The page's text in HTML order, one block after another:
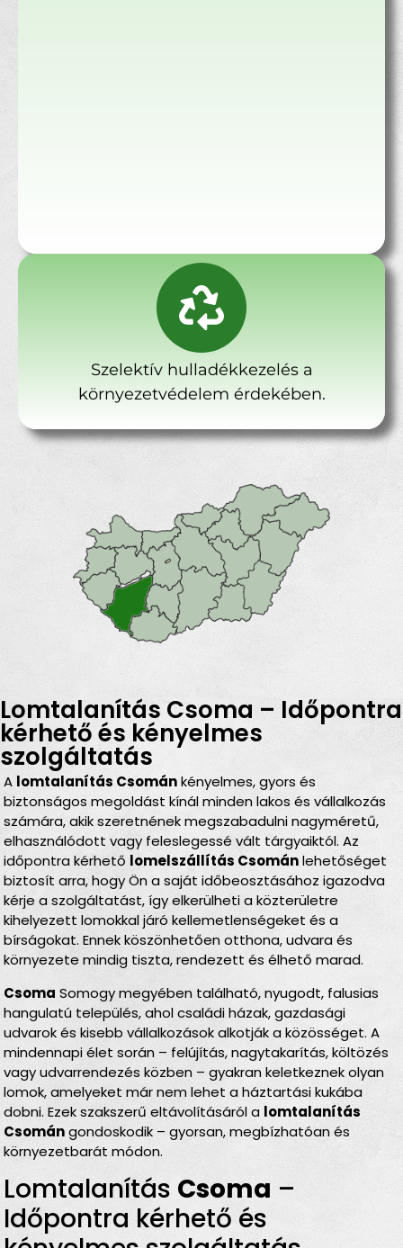
Szelektív hulladékkezelés a
környezetvédelem érdekében.
Lomtalanítás Csoma – Időpontra
kérhető és kényelmes
szolgáltatás
A lomtalanítás Csománkényelmes, gyors és
biztonságos megoldást kínál minden lakos és vállalkozás
számára, akik szeretnének megszabadulni nagyméretű,
elhasználódott vagy feleslegessé vált tárgyaiktól. Az
időpontra kérhető lomelszállítás Csománlehetőséget
biztosít arra, hogy Ön a saját időbeosztásához igazodva
kérje a szolgáltatást, így elkerülheti a közterületre
kihelyezett lomokkal járó kellemetlenségeket és a
bírságokat. Ennek köszönhetően otthona, udvara és
környezete mindig tiszta, rendezett és élhető marad.
Csoma Somogy megyében található, nyugodt, falusias
hangulatú település, ahol családi házak, gazdasági
udvarok és kisebb vállalkozások alkotják a közösséget. A
mindennapi élet során – felújítás, nagytakarítás, költözés
vagy udvarrendezés közben – gyakran keletkeznek olyan
lomok, amelyeket már nem lehet a háztartási kukába
dobni. Ezek szakszerű eltávolításáról a lomtalanítás
Csomángondoskodik – gyorsan, megbízhatóan és
környezetbarát módon.
Lomtalanítás Csoma –
Időpontra kérhető és